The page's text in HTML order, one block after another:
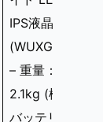
IPS液晶
(WUXGA)
– 重量：約
2.1kg (標準
バッテリ選